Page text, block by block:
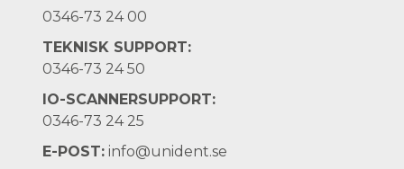
0346-73 24 00
TEKNISK SUPPORT:
0346-73 24 50
IO-SCANNERSUPPORT:
0346-73 24 25
E-POST: info@unident.se